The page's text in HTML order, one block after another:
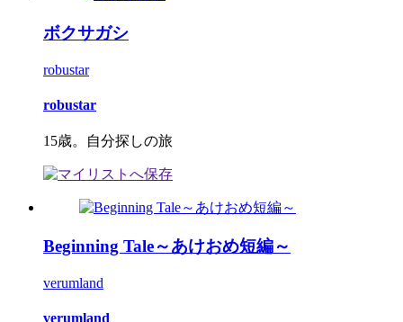
ボクサガシ
robustar
robustar
15歳。自分探しの旅
Beginning Tale～あけおめ短編～
verumland
verumland